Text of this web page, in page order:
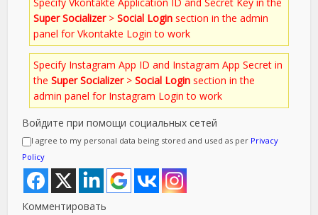
Super Socializer>Social Login section in the admin
panel for Vkontakte Login to work
Specify Instagram App ID and Instagram App Secret in
theSuper Socializer>Social Login section in the
admin panel for Instagram Login to work
Войдите при помощи социальных сетей
I agree to my personal data being stored and used as per Privacy
Policy
Комментировать